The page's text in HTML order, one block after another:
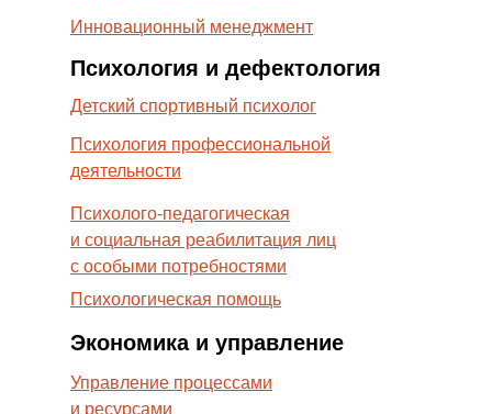
Экономика и управление
Управление процессами
и ресурсами
Инновационный менеджмент
Психология и дефектология
Детский спортивный психолог
Психология профессиональной
деятельности
Психолого-педагогическая
и социальная реабилитация лиц
с особыми потребностями
Психологическая помощь